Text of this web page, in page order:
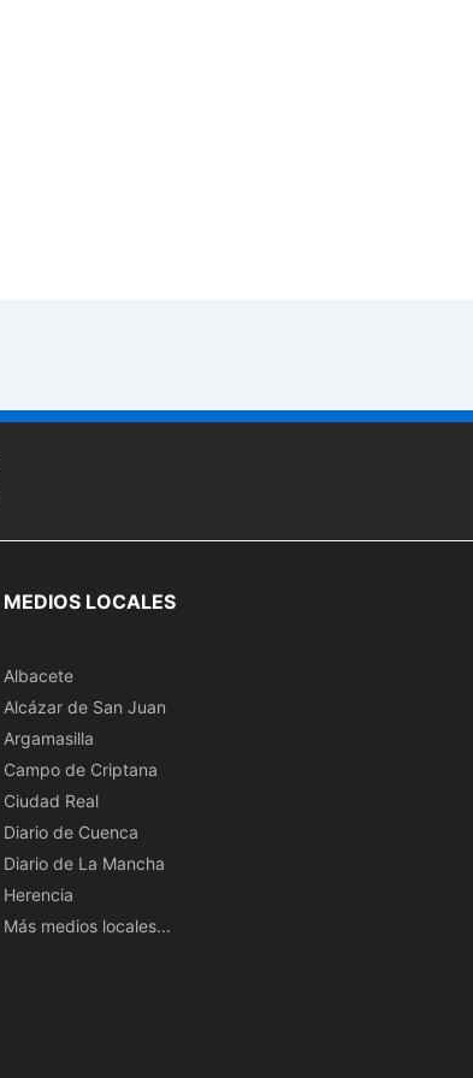
MEDIOS LOCALES
Albacete
Alcázar de San Juan
Argamasilla
Campo de Criptana
Ciudad Real
Diario de Cuenca
Diario de La Mancha
Herencia
Más medios locales...